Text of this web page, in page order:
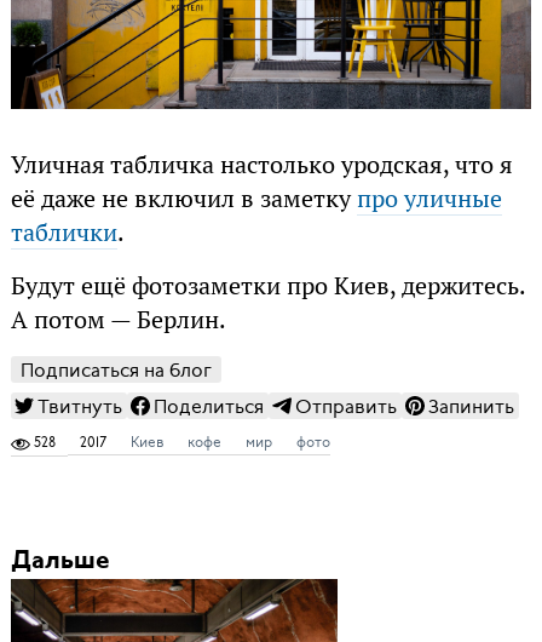
Уличная табличка настолько уродская, что я
её даже не включил в заметкупро уличные
таблички.
Будут ещё фотозаметки про Киев, держитесь.
А потом — Берлин.
Подписаться на блог
Твитнуть
Поделиться Отправить Запинить
528 2017 Киев кофе мир фото
Дальше